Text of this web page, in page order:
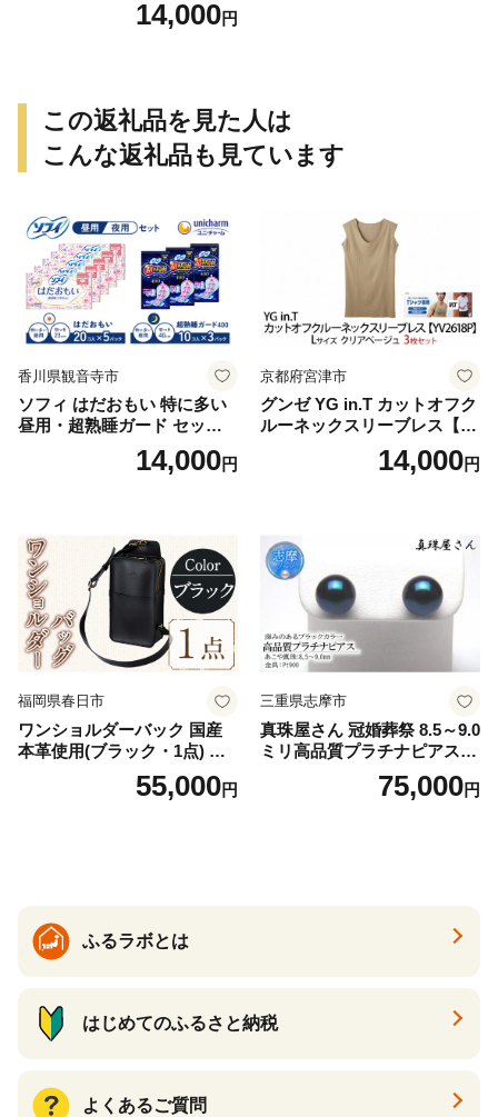
爪・爪下・肩 600g14,000円
この返礼品を見た人は
こんな返礼品も見ています
香川県観音寺市
ソフィ はだおもい 特に多い
昼用・超熟睡ガード セット
羽付き ナプキン 生理用品 サ
ニタリー ユニ・チャーム
14,000円
京都府宮津市
グンゼ YG in.T カットオフク
ルーネックスリーブレス【Y
V2618P】Lサイズ クリアベ
ージュ3枚セット [№5716-04
14,000円
福岡県春日市
ワンショルダーバック 国産
本革使用(ブラック・1点) 鞄
バック バッグ カバン レザー
国産 日本製 牛革 黒 革 革製
55,000円
三重県志摩市
真珠屋さん 冠婚葬祭 8.5～9.0
ミリ高品質プラチナピアス P
t900 志摩産アコヤ真珠 ブラ
ックパール 黒真珠75,000円
ふるラボとは
はじめてのふるさと納税
よくあるご質問